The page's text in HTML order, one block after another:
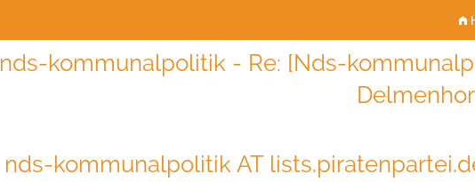
nds-kommunalpolitik - Re: [Nds-
nds-kommunalpolitik AT